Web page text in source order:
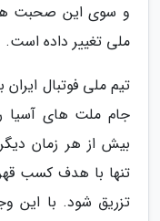
و سوی این صحبت
ملی تغییر داده است.
جام ملت های آسیا
بیش از هر زمان
تنها با هدف کسب
تزریق شود. با این